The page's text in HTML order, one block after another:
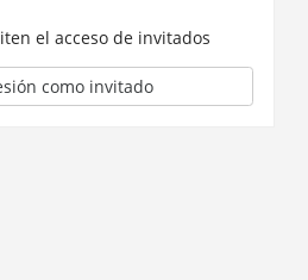
el acceso de invitados
como invitado